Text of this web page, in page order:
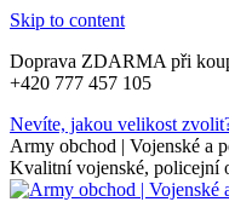
Skip to content
Doprava ZDARMA při
+420 777 457 105
Nevíte, jakou velikost
Army obchod | Vojenské a
Kvalitní vojenské, policejní